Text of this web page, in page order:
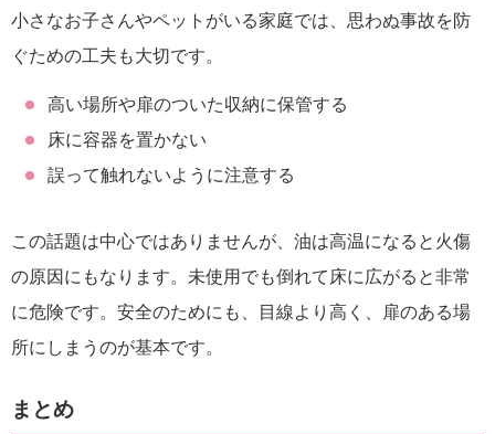
小さなお子さんやペットがいる家庭では、思わぬ事故を防
ぐための工夫も大切です。
高い場所や扉のついた収納に保管する
床に容器を置かない
誤って触れないように注意する
この話題は中心ではありませんが、油は高温になると火傷
の原因にもなります。未使用でも倒れて床に広がると非常
に危険です。安全のためにも、目線より高く、扉のある場
所にしまうのが基本です。
まとめ